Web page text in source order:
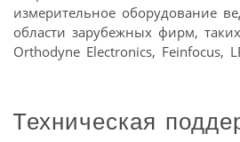
измерительное оборудование
области зарубежных фирм,
Orthodyne Electronics, Feinfocus,
Техническая